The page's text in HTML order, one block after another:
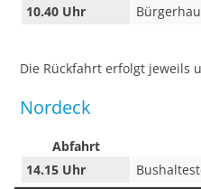
10.40 Uhr
Die Rückfahrt erfolgt jeweils
Nordeck
Abfahrt
14.15 Uhr